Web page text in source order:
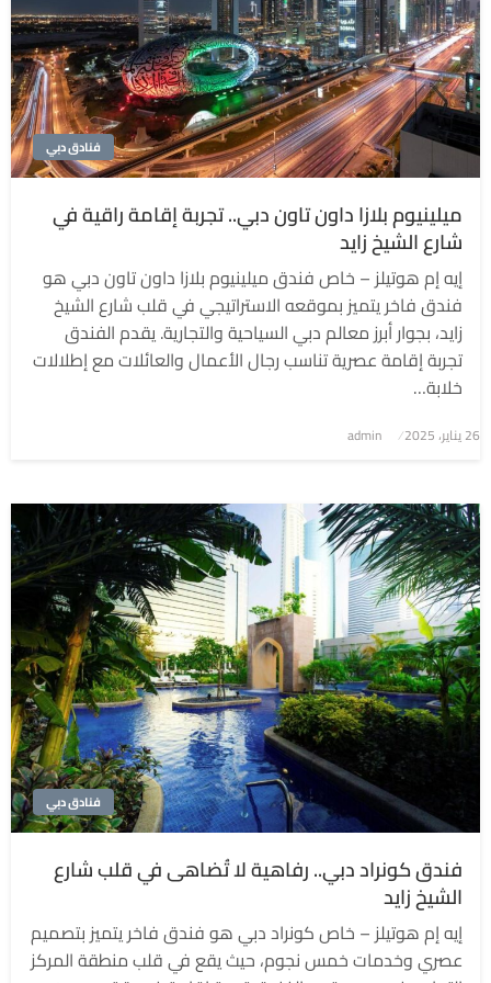
فنادق دبي
ميلينيوم بلازا داون تاون دبي.. تجربة إقامة راقية في
شارع الشيخ زايد
إيه إم هوتيلز – خاص فندق ميلينيوم بلازا داون تاون دبي هو
فندق فاخر يتميز بموقعه الاستراتيجي في قلب شارع الشيخ
زايد، بجوار أبرز معالم دبي السياحية والتجارية. يقدم الفندق
تجربة إقامة عصرية تناسب رجال الأعمال والعائلات مع إطلالات
خلابة…
نُشر
26 يناير، 2025 admin
فنادق دبي
فندق كونراد دبي.. رفاهية لا تُضاهى في قلب شارع
الشيخ زايد
إيه إم هوتيلز – خاص كونراد دبي هو فندق فاخر يتميز بتصميم
عصري وخدمات خمس نجوم، حيث يقع في قلب منطقة المركز